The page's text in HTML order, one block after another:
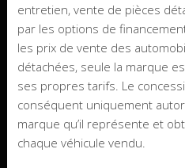
entretien, vente de pièces
par les options de
les prix de vente des
détachées, seule la marque
ses propres tarifs. Le
conséquent uniquement
marque qu’il représente et
chaque véhicule vendu.